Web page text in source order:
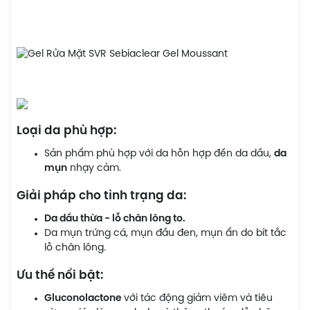
Loại da phù hợp:
Sản phẩm phù hợp với da hỗn hợp đến da dầu, da
mụn nhạy cảm.
Giải pháp cho tình trạng da:
Da dầu thừa - lỗ chân lông to.
Da mụn trứng cá, mụn đầu đen, mụn ẩn do bít tắc
lỗ chân lông.
Ưu thế nổi bật:
Gluconolactone với tác động giảm viêm và tiêu